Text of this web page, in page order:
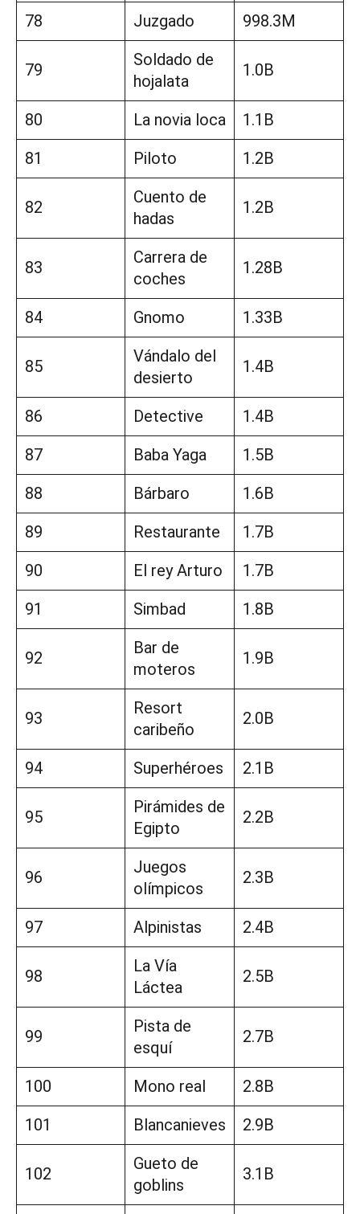
78
Juzgado 998.3M
79
Soldado de
hojalata
1.0B
80 La novia loca
1.1B
81
Piloto 1.2B
82
Cuento de
hadas
1.2B
83
Carrera de
coches
1.28B
84 Gnomo 1.33B
85
Vándalo del
desierto
1.4B
86 Detective
1.4B
87
Baba Yaga
1.5B
88
Bárbaro
1.6B
89
Restaurante
1.7B
90
El rey Arturo
1.7B
91
Simbad 1.8B
92
Bar de
moteros
1.9B
93
Resort
caribeño
2.0B
94 Superhéroes 2.1B
95
Pirámides de
Egipto
2.2B
96
Juegos
olímpicos
2.3B
97 Alpinistas 2.4B
98
La Vía
Láctea
2.5B
99
Pista de
esquí
2.7B
100 Mono real
2.8B
101
Blancanieves 2.9B
102
Gueto de
goblins
3.1B